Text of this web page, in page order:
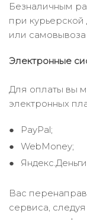
Безналичным
при курьерской
или самовывоза
Электронные
Для оплаты вы
электронных
PayPal;
WebMoney;
Вас
сервиса,